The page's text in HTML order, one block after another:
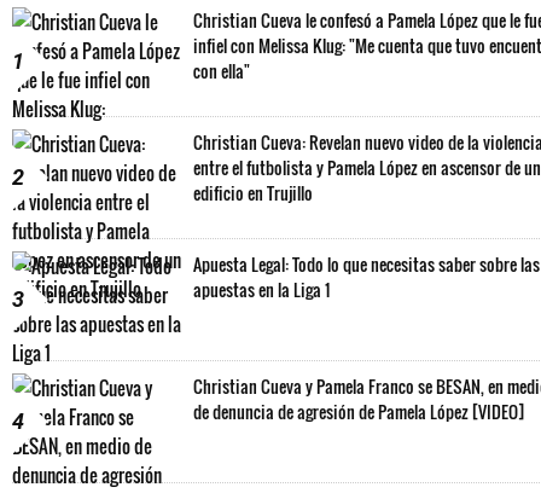
1
Christian Cueva le confesó a Pamela López que le
infiel con Melissa Klug: "Me cuenta que tuvo
con ella"
2
Christian Cueva: Revelan nuevo video de la
entre el futbolista y Pamela López en ascensor de un
edificio en Trujillo
3
Apuesta Legal: Todo lo que necesitas saber sobre las
apuestas en la Liga 1
4
Christian Cueva y Pamela Franco se BESAN, en
de denuncia de agresión de Pamela López [VIDEO]